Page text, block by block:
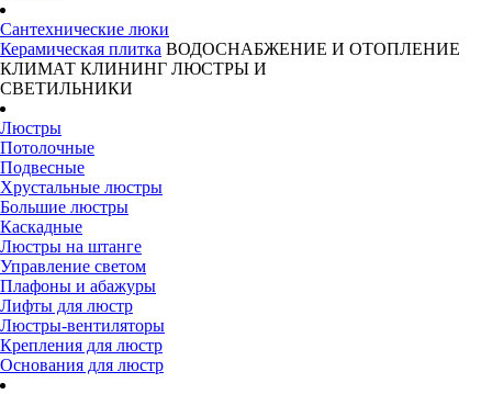
Сантехнические люки
Керамическая плитка ВОДОСНАБЖЕНИЕ И ОТОПЛЕНИЕ
КЛИМАТ КЛИНИНГ ЛЮСТРЫ И
СВЕТИЛЬНИКИ
Люстры
Потолочные
Подвесные
Хрустальные люстры
Большие люстры
Каскадные
Люстры на штанге
Управление светом
Плафоны и абажуры
Лифты для люстр
Люстры-вентиляторы
Крепления для люстр
Основания для люстр